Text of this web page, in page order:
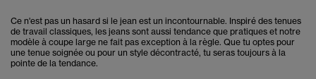
Ce n'est pas un hasard si le jean est un incontournable. Inspiré des tenues
de travail classiques, les jeans sont aussi tendance que pratiques et notre
modèle à coupe large ne fait pas exception à la règle. Que tu optes pour
une tenue soignée ou pour un style décontracté, tu seras toujours à la
pointe de la tendance.